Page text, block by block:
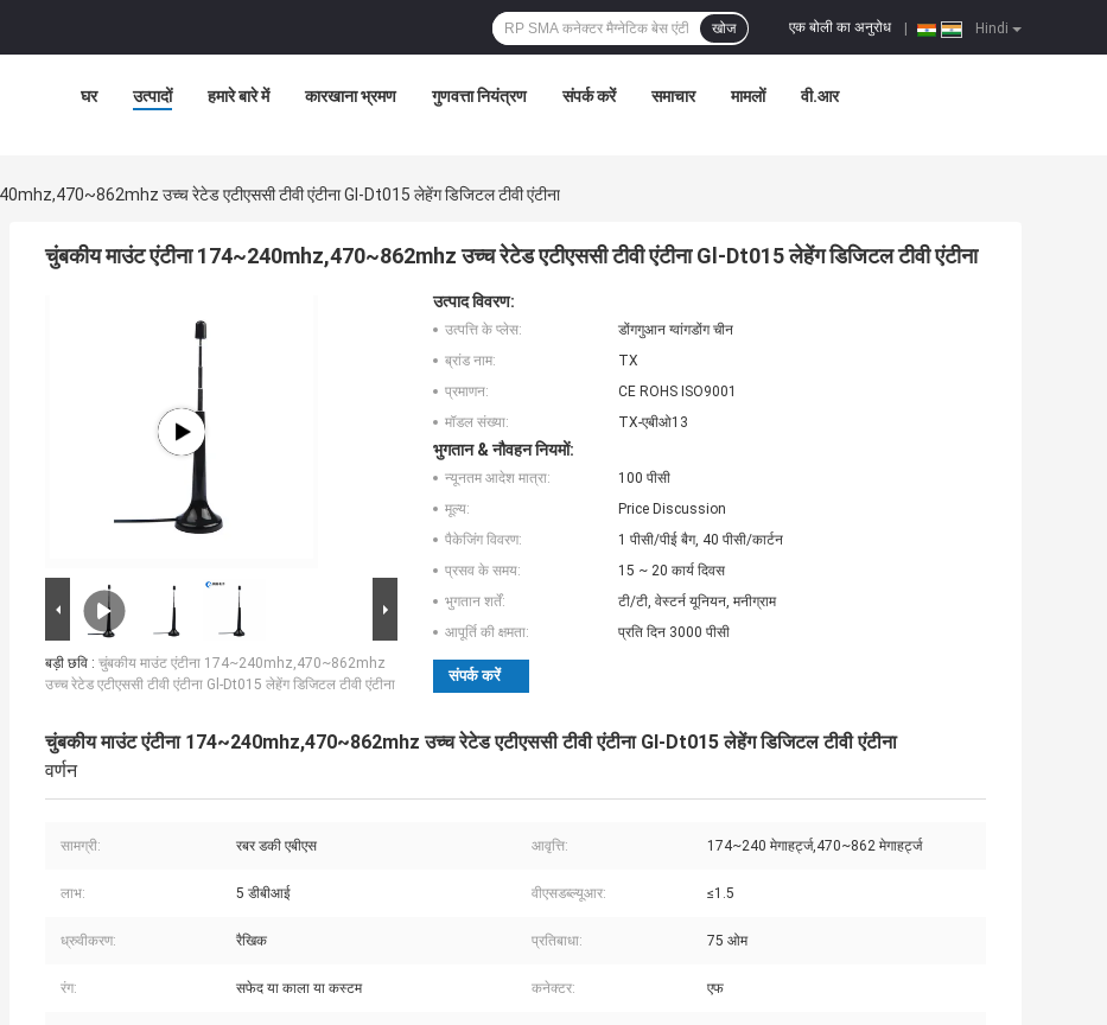
Hindi
एक बोली का अनुरोध
खोज
घर उत्पादों हमारे बारे में कारखाना भ्रमण गुणवत्ता नियंत्रण संपर्क करें समाचार मामलों वी.आर
उच्च रेटेड एटीएससी टीवी एंटीना Gl-Dt015 लेहेंग डिजिटल टीवी एंटीना
चुंबकीय माउंट एंटीना 174~240mhz,470~862mhz उच्च रेटेड एटीएससी टीवी एंटीना Gl-Dt015 लेहेंग डिजिटल टीवी एंटीना
बड़ी छवि : चुंबकीय माउंट एंटीना 174~240mhz,470~862mhz
उच्च रेटेड एटीएससी टीवी एंटीना Gl-Dt015 लेहेंग डिजिटल टीवी एंटीना
उत्पाद विवरण:
उत्पत्ति के प्लेस:
डोंगगुआन ग्वांगडोंग चीन
ब्रांड नाम:
TX
प्रमाणन:
CE ROHS ISO9001
मॉडल संख्या:
TX-एबीओ13
भुगतान & नौवहन नियमों:
न्यूनतम आदेश मात्रा:
100 पीसी
मूल्य:
Price Discussion
पैकेजिंग विवरण:
1 पीसी/पीई बैग, 40 पीसी/कार्टन
प्रसव के समय:
15 ~ 20 कार्य दिवस
भुगतान शर्तें:
टी/टी, वेस्टर्न यूनियन, मनीग्राम
आपूर्ति की क्षमता:
प्रति दिन 3000 पीसी
संपर्क करें
चुंबकीय माउंट एंटीना 174~240mhz,470~862mhz उच्च रेटेड एटीएससी टीवी एंटीना Gl-Dt015 लेहेंग डिजिटल टीवी एंटीना
वर्णन
सामग्री: रबर डकी एबीएस आवृत्ति: 174~240 मेगाहर्ट्ज,470~862 मेगाहर्ट्ज
लाभ: 5 डीबीआई वीएसडब्ल्यूआर: ≤1.5
ध्रुवीकरण: रैखिक प्रतिबाधा: 75 ओम
रंग: सफेद या काला या कस्टम कनेक्टर: एफ